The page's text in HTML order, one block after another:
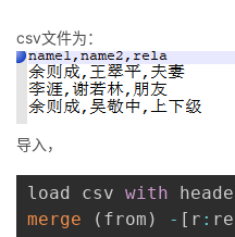
csv文件为：
导入，
load csv with
merge
( from ) - [ r :